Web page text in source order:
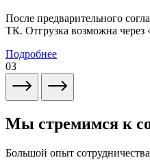
После предварительного
ТК. Отгрузка возможна
Подробнее
03
Мы стремимся к
Большой опыт